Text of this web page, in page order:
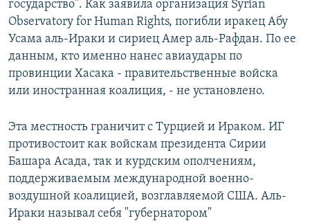
СПОРТ
АРХИВ
Հայերեն
English
Русский
Все сайты Радио Азатутюн
государство". Как заявила организация Syrian
Observatory for Human Rights, погибли иракец Абу
Усама аль-Ираки и сириец Амер аль-Рафдан. По ее
данным, кто именно нанес авиаудары по
провинции Хасака - правительственные войска
или иностранная коалиция, - не установлено.
Эта местность граничит с Турцией и Ираком. ИГ
противостоит как войскам президента Сирии
Башара Асада, так и курдским ополчениям,
поддерживаемым международной военно-
воздушной коалицией, возглавляемой США. Аль-
Ираки называл себя "губернатором"